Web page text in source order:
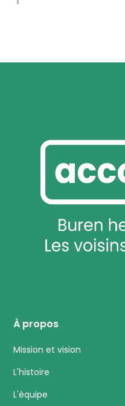
À propos
Mission et vision
L'histoire
L'équipe